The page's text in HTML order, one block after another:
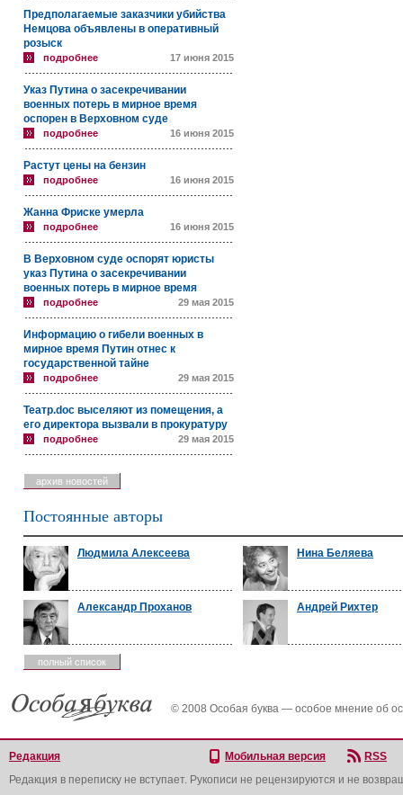
Предполагаемые заказчики убийства
Немцова объявлены в оперативный
розыск
подробнее 17 июня 2015
Указ Путина о засекречивании
военных потерь в мирное время
оспорен в Верховном суде
подробнее 16 июня 2015
Растут цены на бензин
подробнее 16 июня 2015
Жанна Фриске умерла
подробнее 16 июня 2015
В Верховном суде оспорят юристы
указ Путина о засекречивании
военных потерь в мирное время
подробнее 29 мая 2015
Информацию о гибели военных в
мирное время Путин отнес к
государственной тайне
подробнее 29 мая 2015
Театр.doc выселяют из помещения, а
его директора вызвали в прокуратуру
подробнее 29 мая 2015
архив новостей
Постоянные авторы
Людмила Алексеева Нина Беляева
Александр Проханов Андрей Рихтер
полный список
© 2008 Особая буква — особое мнение об
Редакция Мобильная версия
RSS
Редакция в переписку не вступает. Рукописи не рецензируются и не